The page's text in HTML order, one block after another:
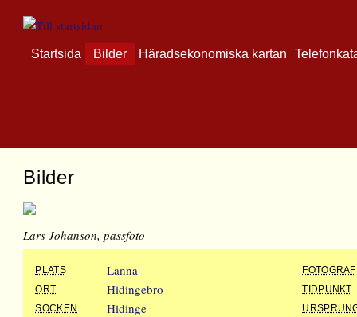
Startsida Bilder Häradsekonomiska kartan
Bilder
Lars Johanson, passfoto
PLATS Lanna
FOTOGRAF
ORT
Hidingebro
TIDPUNKT
SOCKEN
Hidinge